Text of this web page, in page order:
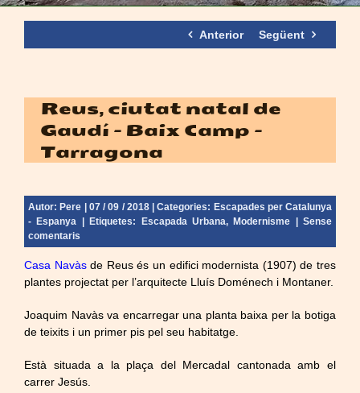
Anterior Següent
Reus, ciutat natal de
Gaudí – Baix Camp –
Tarragona
Autor: Pere | 07 / 09 / 2018 | Categories: Escapades per Catalunya
- Espanya | Etiquetes: Escapada Urbana, Modernisme
Sense
comentaris
Casa Navàsde Reus és un edifici modernista (1907) de tres
plantes projectat per l’arquitecte Lluís Doménech i Montaner.
Joaquim Navàs va encarregar una planta baixa per la botiga
de teixits i un primer pis pel seu habitatge.
Està situada a la plaça del Mercadal cantonada amb el
carrer Jesús.